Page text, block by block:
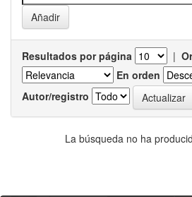
Resultados por página |
En orden
Autor/registro
La búsqueda no ha